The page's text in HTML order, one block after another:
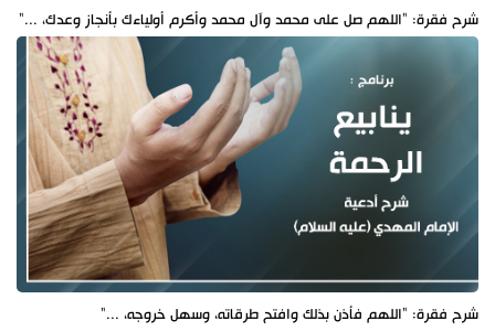
شرح فقرة: "اللهم صل على محمد وآل محمد وأكرم أولياءك بأنجاز وعدك، ..."
شرح فقرة: "اللهم فأذن بذلك وافتح طرقاته، وسهل خروجه، ..."